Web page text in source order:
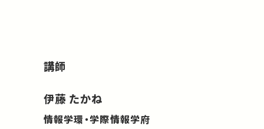
講師
伊藤 たかね
情報学環・学際情報学府